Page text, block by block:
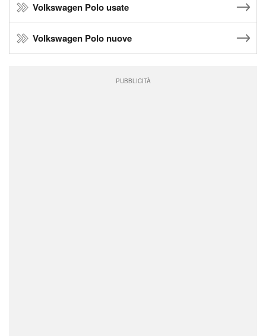
Volkswagen Polo usate
Volkswagen Polo nuove
PUBBLICITÀ